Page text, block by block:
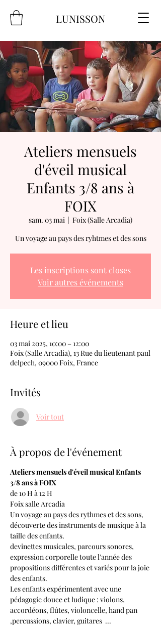
LUNISSON
Ateliers mensuels
d'éveil musical
Enfants 3/8 ans à
FOIX
sam. 03 mai
  |
Foix (Salle Arcadia)
Un voyage au pays des ryhtmes et des sons
Les inscriptions sont closes
Voir autres événements
Heure et lieu
03 mai 2025, 10:00 – 12:00
Foix (Salle Arcadia), 13 Rue du lieutenant paul
delpech, 09000 Foix, France
Invités
Voir tout
À propos de l'événement
Ateliers mensuels d'éveil musical Enfants
3/8 ans à FOIX
de 10 H à 12 H
Foix salle Arcadia
Un voyage au pays des rythmes et des sons,
découverte des instruments de musique à la
taille des enfants.
devinettes musicales, parcours sonores,
expression corporelle toute l'année des
propositions différentes et variés pour la joie
des enfants.
Les enfants expérimentent avec une
pédagogie douce et ludique : violons,
accordéons, flûtes, violoncelle, hand pan
,percussions, clavier, guitares  ...